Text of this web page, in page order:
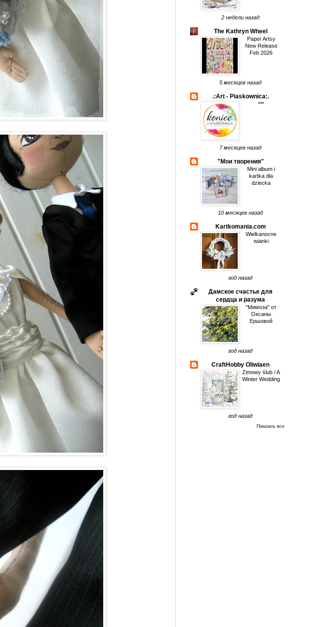
2 недели назад
The Kathryn Wheel
Paper Artsy
New Release
Feb 2026
5 месяцев назад
.:Art - Piaskownica:.
***
7 месяцев назад
"Мои творения"
Mini album i
kartka dla
dziecka
10 месяцев назад
Kartkomania.com
Wielkanocne
wianki
год назад
Дамское счастье для
сердца и разума
"Мимоза" от
Оксаны
Ершовой
год назад
CraftHobby Oliwiaen
Zimowy ślub / A
Winter Wedding
год назад
Показать все